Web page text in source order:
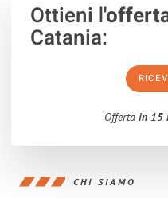
Ottieni
Catania:
Offerta in 15
CHI SIAMO